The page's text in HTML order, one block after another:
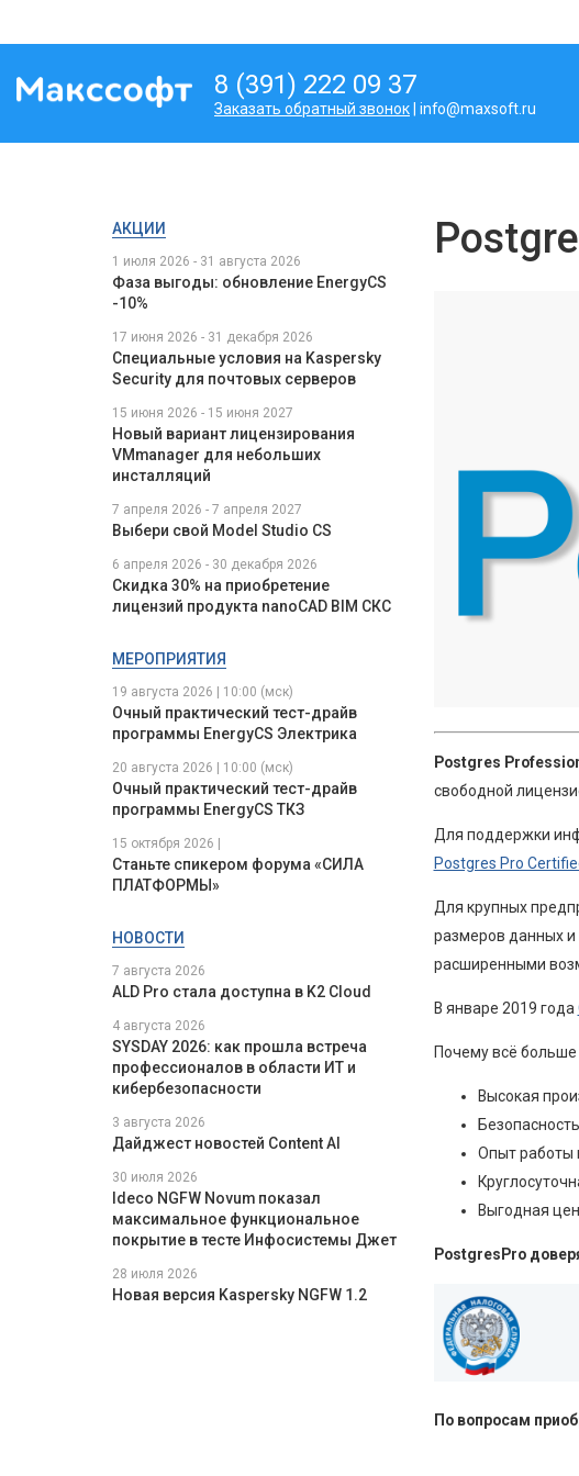
8 (391) 222 09 37
Заказать обратный звонок | info@maxsoft.ru
АКЦИИ
1 июля 2026 - 31 августа 2026
Фаза выгоды: обновление EnergyCS
-10%
17 июня 2026 - 31 декабря 2026
Специальные условия на Kaspersky
Security для почтовых серверов
15 июня 2026 - 15 июня 2027
Новый вариант лицензирования
VMmanager для небольших
инсталляций
7 апреля 2026 - 7 апреля 2027
Выбери свой Model Studio CS
6 апреля 2026 - 30 декабря 2026
Скидка 30% на приобретение
лицензий продукта nanoCAD BIM СКС
МЕРОПРИЯТИЯ
19 августа 2026 | 10:00 (мск)
Очный практический тест-драйв
программы EnergyCS Электрика
20 августа 2026 | 10:00 (мск)
Очный практический тест-драйв
программы EnergyCS ТКЗ
15 октября 2026 |
Станьте спикером форума «СИЛА
ПЛАТФОРМЫ»
НОВОСТИ
7 августа 2026
ALD Pro стала доступна в K2 Cloud
4 августа 2026
SYSDAY 2026: как прошла встреча
профессионалов в области ИТ и
кибербезопасности
3 августа 2026
Дайджест новостей Content AI
30 июля 2026
Ideco NGFW Novum показал
максимальное функциональное
покрытие в тесте Инфосистемы Джет
28 июля 2026
Новая версия Kaspersky NGFW 1.2
Postgres
свободной
Для поддержки
Postgres Pro
Для крупных
размеров данных и
расширенными
В январе 2019 года
Почему всё
Высокая
Опыт работы
Выгодная
PostgresPro
По вопросам